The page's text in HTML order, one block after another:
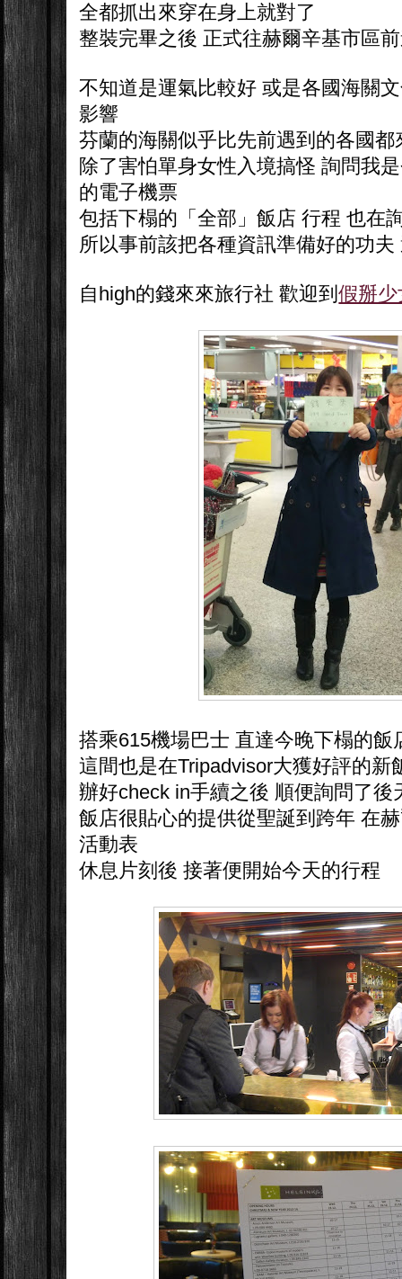
全都抓出來穿在身上就對了
整裝完畢之後 正式往赫爾辛基市區
不知道是運氣比較好 或是各國海關
影響
芬蘭的海關似乎比先前遇到的各國都
除了害怕單身女性入境搞怪 詢問我
的電子機票
包括下榻的「全部」飯店 行程 也在
所以事前該把各種資訊準備好的功
自high的錢來來旅行社 歡迎到假掰
搭乘615機場巴士 直達今晚下榻的飯
這間也是在Tripadvisor大獲好評的新
辦好check in手續之後 順便詢問了後
飯店很貼心的提供從聖誕到跨年 在
活動表
休息片刻後 接著便開始今天的行程